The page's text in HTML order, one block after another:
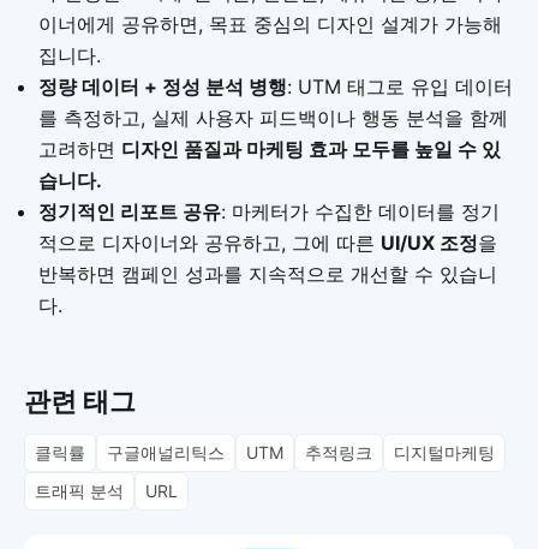
이너에게 공유하면, 목표 중심의 디자인 설계가 가능해
집니다.
정량 데이터 + 정성 분석 병행: UTM 태그로 유입 데이터
를 측정하고, 실제 사용자 피드백이나 행동 분석을 함께
고려하면 디자인 품질과 마케팅 효과 모두를 높일 수 있
습니다.
정기적인 리포트 공유: 마케터가 수집한 데이터를 정기
적으로 디자이너와 공유하고, 그에 따른 UI/UX 조정을
반복하면 캠페인 성과를 지속적으로 개선할 수 있습니
다.
관련 태그
클릭률 구글애널리틱스 UTM 추적링크
디지털마케팅
트래픽 분석
URL